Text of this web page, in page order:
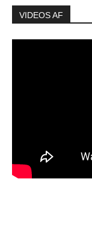
VIDEOS AF